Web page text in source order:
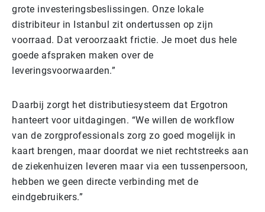
grote investeringsbeslissingen. Onze lokale
distribiteur in Istanbul zit ondertussen op zijn
voorraad. Dat veroorzaakt frictie. Je moet dus hele
goede afspraken maken over de
leveringsvoorwaarden.”
Daarbij zorgt het distributiesysteem dat Ergotron
hanteert voor uitdagingen. “We willen de workflow
van de zorgprofessionals zorg zo goed mogelijk in
kaart brengen, maar doordat we niet rechtstreeks aan
de ziekenhuizen leveren maar via een tussenpersoon,
hebben we geen directe verbinding met de
eindgebruikers.”